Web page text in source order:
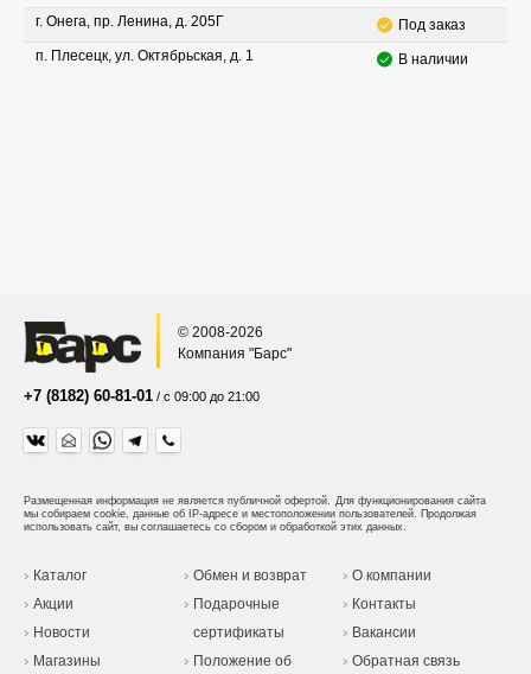
г. Онега, пр. Ленина, д. 205Г
Под заказ
п. Плесецк, ул. Октябрьская, д. 1
В наличии
© 2008-2026
Компания "Барс"
+7 (8182) 60-81-01 / с 09:00 до 21:00
Размещенная информация не является публичной офертой. Для функционирования сайта
мы собираем cookie, данные об IP-адресе и местоположении пользователей. Продолжая
использовать сайт, вы соглашаетесь со сбором и обработкой этих данных.
Каталог
Акции
Новости
Магазины
Обмен и возврат
Подарочные
сертификаты
Положение об
О компании
Контакты
Вакансии
Обратная связь